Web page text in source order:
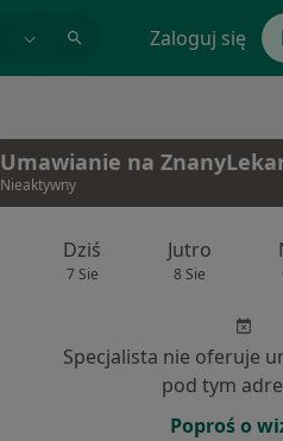
Zaloguj się
Umawianie na
Nieaktywny
Dziś
7 Sie
Jutro
8 Sie
Specjalista nie oferuje
pod tym
Poproś o